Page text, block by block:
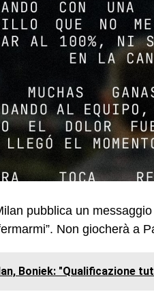
pubblica un
Non giocherà a
Boniek: "Qualificazione